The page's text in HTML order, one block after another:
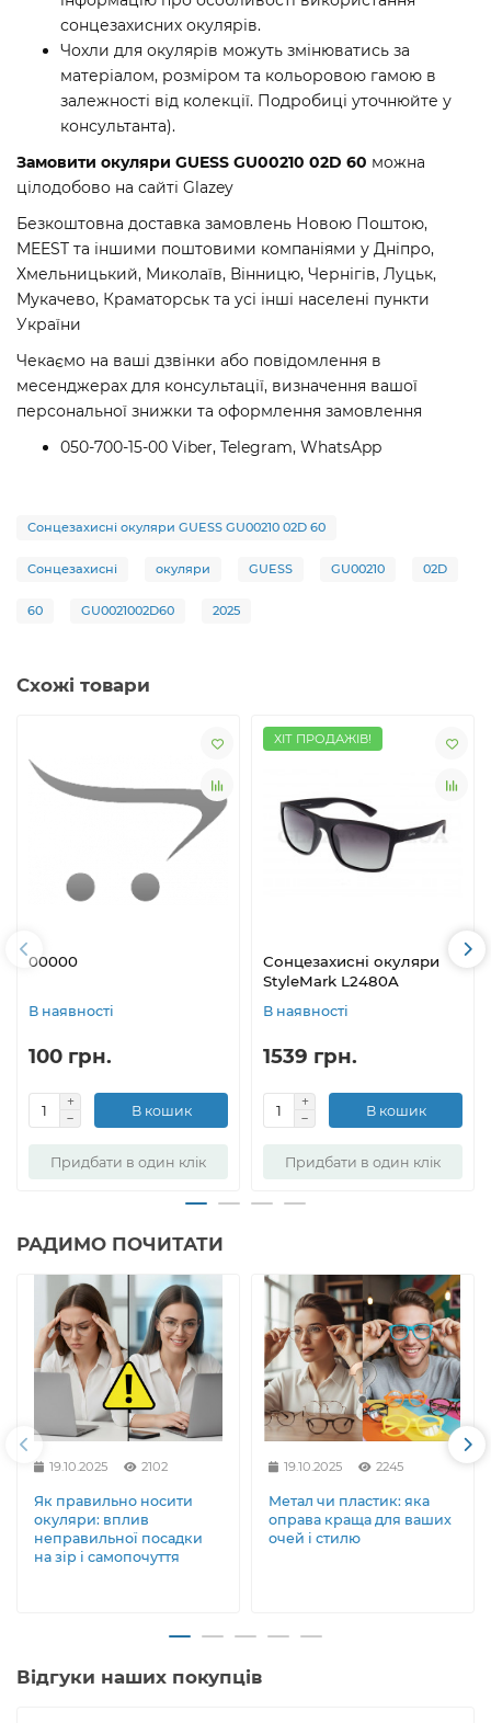
сонцезахисних окулярів.
Чохли для окулярів можуть змінюватись за
матеріалом, розміром та кольоровою гамою в
залежності від колекції. Подробиці уточнюйте у
консультанта).
Замовити окуляри GUESS GU00210 02D 60 можна
цілодобово на сайті Glazey
Безкоштовна доставка замовлень Новою Поштою,
MEEST та іншими поштовими компаніями у Дніпро,
Хмельницький, Миколаїв, Вінницю, Чернігів, Луцьк,
Мукачево, Краматорськ та усі інші населені пункти
України
Чекаємо на ваші дзвінки або повідомлення в
месенджерах для консультації, визначення вашої
персональної знижки та оформлення замовлення
050-700-15-00 Viber, Telegram, WhatsApp
Сонцезахисні окуляри GUESS GU00210 02D 60
Сонцезахисні окуляри GUESS GU00210 02D
60 GU0021002D60 2025
Схожі товари
00000
В наявності
100 грн.
В кошик
Придбати в один клік
ХІТ ПРОДАЖІВ!
Сонцезахисні окуляри
StyleMark L2480A
В наявності
1539 грн.
В кошик
Придбати в один клік
РАДИМО ПОЧИТАТИ
19.10.2025 2102
Як правильно носити
окуляри: вплив
неправильної посадки
на зір і самопочуття
19.10.2025 2245
Метал чи пластик: яка
оправа краща для ваших
очей і стилю
Відгуки наших покупців